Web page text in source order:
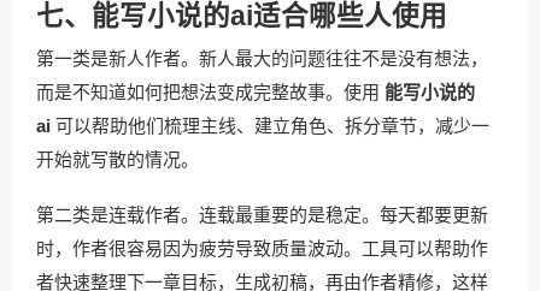
七、能写小说的ai适合哪些人使用
第一类是新人作者。新人最大的问题往往不是没有想法，
而是不知道如何把想法变成完整故事。使用 能写小说的
ai 可以帮助他们梳理主线、建立角色、拆分章节，减少一
开始就写散的情况。
第二类是连载作者。连载最重要的是稳定。每天都要更新
时，作者很容易因为疲劳导致质量波动。工具可以帮助作
者快速整理下一章目标，生成初稿，再由作者精修，这样